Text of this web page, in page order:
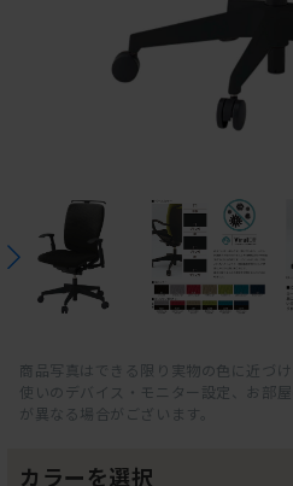
商品写真はできる限り実物の色に近づ
使いのデバイス・モニター設定、お部
が異なる場合がございます。
カラーを選択